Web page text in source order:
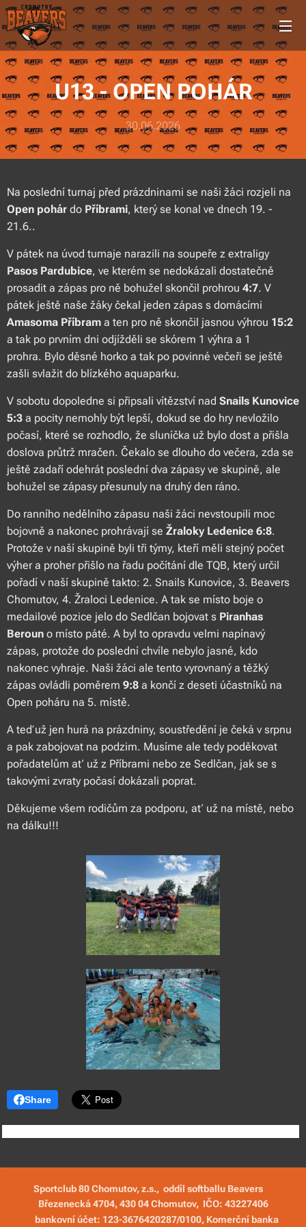
U13 - OPEN POHÁR
30.06.2026
Na poslední turnaj před prázdninami se naši žáci rozjeli na
Open pohár do Příbrami, který se konal ve dnech 19. -
21.6..
V pátek na úvod turnaje narazili na soupeře z extraligy
Pasos Pardubice, ve kterém se nedokázali dostatečně
prosadit a zápas pro ně bohužel skončil prohrou 4:7. V
pátek ještě naše žáky čekal jeden zápas s domácími
Amasoma Příbram a ten pro ně skončil jasnou výhrou 15:2
a tak po prvním dni odjížděli se skórem 1 výhra a 1
prohra. Bylo děsné horko a tak po povinné večeři se ještě
zašli svlažit do blízkého aquaparku.
V sobotu dopoledne si připsali vítězství nad Snails Kunovice
5:3 a pocity nemohly být lepší, dokud se do hry nevložilo
počasí, které se rozhodlo, že sluníčka už bylo dost a přišla
doslova průtrž mračen. Čekalo se dlouho do večera, zda se
ještě zadaří odehrát poslední dva zápasy ve skupině, ale
bohužel se zápasy přesunuly na druhý den ráno.
Do ranního nedělního zápasu naši žáci nevstoupili moc
bojovně a nakonec prohrávají se Žraloky Ledenice 6:8.
Protože v naší skupině byli tři týmy, kteří měli stejný počet
výher a proher přišlo na řadu počítání dle TQB, který určil
pořadí v naší skupině takto: 2. Snails Kunovice, 3. Beavers
Chomutov, 4. Žraloci Ledenice. A tak se místo boje o
medailové pozice jelo do Sedlčan bojovat s Piranhas
Beroun o místo páté. A byl to opravdu velmi napínavý
zápas, protože do poslední chvíle nebylo jasné, kdo
nakonec vyhraje. Naši žáci ale tento vyrovnaný a těžký
zápas ovládli poměrem 9:8 a končí z deseti účastníků na
Open poháru na 5. místě.
A teď už jen hurá na prázdniny, soustředění je čeká v srpnu
a pak zabojovat na podzim. Musíme ale tedy poděkovat
pořadatelům ať už z Příbrami nebo ze Sedlčan, jak se s
takovými zvraty počasí dokázali poprat.
Děkujeme všem rodičům za podporu, ať už na místě, nebo
na dálku!!!
Share
Sportclub 80 Chomutov, z.s., oddíl softballu Beavers
Březenecká 4704, 430 04 Chomutov, IČO: 43227406
bankovní účet: 123-3676420287/0100, Komerční banka